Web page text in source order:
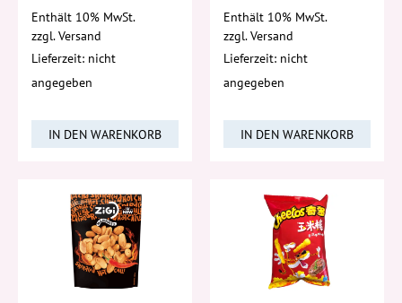
Enthält 10% MwSt.
zzgl.Versand
Lieferzeit: nicht
angegeben
IN DEN WARENKORB
Enthält 10% MwSt.
zzgl.Versand
Lieferzeit: nicht
angegeben
IN DEN WARENKORB